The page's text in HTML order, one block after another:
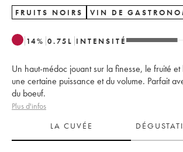
FRUITS NOIRS VIN DE
14% 0.75 L INTENSITÉ
Un haut-médoc jouant sur la finesse, le fruité
une certaine puissance et du volume. Parfait
du boeuf.
Plus d'infos
LA CUVÉE